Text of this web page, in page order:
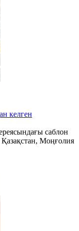
келген
саблон
Моңғолия